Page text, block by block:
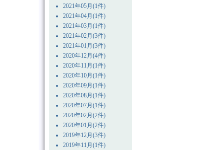
2021年05月(1件)
2021年04月(1件)
2021年03月(1件)
2021年02月(3件)
2021年01月(3件)
2020年12月(4件)
2020年11月(1件)
2020年10月(1件)
2020年09月(1件)
2020年08月(1件)
2020年07月(1件)
2020年02月(2件)
2020年01月(2件)
2019年12月(3件)
2019年11月(1件)